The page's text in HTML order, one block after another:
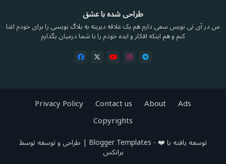
طراحی شده با عشق
من در آی تی نویس سعی دارم هم یک علاقه دیرینه به بلاگ نویسی را برای خودم اغنا
کنم و هم اینکه افکار و ایده خودم را با شما درمیان بگذارم
توسعه یافته با ❤️ - Blogger Templates | طراحی و توسعه توسط
برانکس
Ads
About
Contact us
Privacy Policy
Copyrights